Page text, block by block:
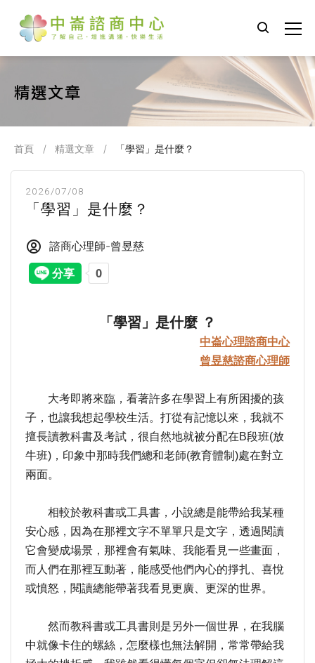
精選文章
首頁 精選文章 「學習」是什麼？
2026/07/08
「學習」是什麼？
諮商心理師-曾昱慈
「學習」是什麼 ？
中崙心理諮商中心
曾昱慈諮商心理師
大考即將來臨，看著許多在學習上有所困擾的孩
子，也讓我想起學校生活。打從有記憶以來，我就不
擅長讀教科書及考試，很自然地就被分配在B段班(放
牛班)，印象中那時我們總和老師(教育體制)處在對立
兩面。
相較於教科書或工具書，小說總是能帶給我某種
安心感，因為在那裡文字不單單只是文字，透過閱讀
它會變成場景，那裡會有氣味、我能看見一些畫面，
而人們在那裡互動著，能感受他們內心的掙扎、喜悅
或憤怒，閱讀總能帶著我看見更廣、更深的世界。
然而教科書或工具書則是另外一個世界，在我腦
中就像卡住的螺絲，怎麼樣也無法解開，常常帶給我